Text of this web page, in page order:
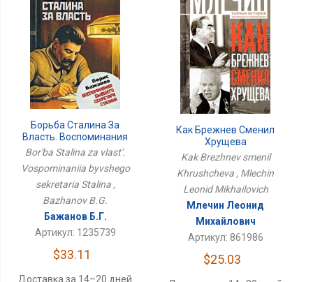
Борьба Сталина За
Власть. Воспоминания
Бывшего Секретаря
Bor'ba Stalina za vlast'.
Vospominaniia byvshego
sekretaria Stalina ,
Bazhanov B.G.
Бажанов Б.Г.
Артикул: 1235739
$33.11
Доставка за 14–20 дней
Как Брежнев Сменил
Хрущева
Kak Brezhnev smenil
Khrushcheva , Mlechin
Leonid Mikhailovich
Млечин Леонид
Михайлович
Артикул: 861986
$25.03